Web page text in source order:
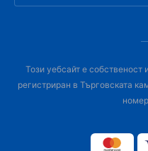
Този уебсайт е собственост
регистриран в Търговската